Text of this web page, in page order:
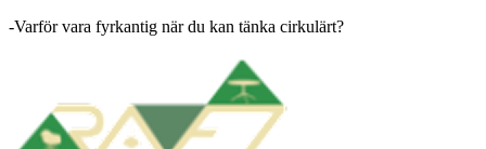
-Varför vara fyrkantig när du kan tänka cirkulärt?